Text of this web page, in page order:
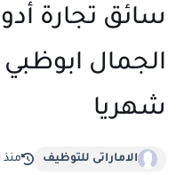
سائق تجارة
شهريا
الاماراتى للتوظيف